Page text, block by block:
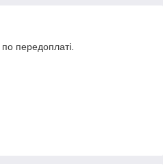
передоплаті.